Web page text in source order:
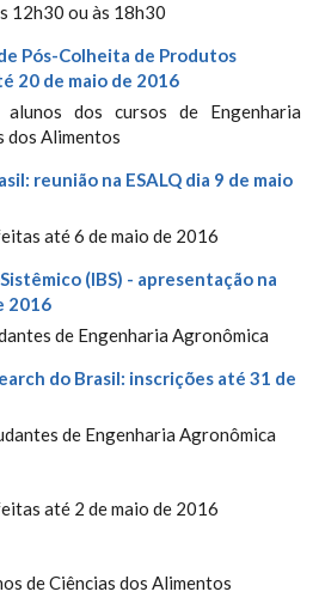
12h30 ou às 18h30
Pós-Colheita de Produtos
20 de maio de 2016
dos cursos de Engenharia
dos Alimentos
reunião na ESALQ dia 9 de maio
até 6 de maio de 2016
(IBS) - apresentação na
2016
de Engenharia Agronômica
do Brasil: inscrições até 31 de
de Engenharia Agronômica
até 2 de maio de 2016
de Ciências dos Alimentos